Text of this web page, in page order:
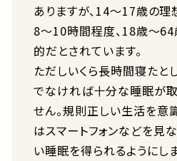
ありますが、14〜17歳の
8〜10時間程度、18歳〜
的だとされています。
ただしいくら長時間寝たと
でなければ十分な睡眠が
せん。規則正しい生活を意
はスマートフォンなどを見
い睡眠を得られるようにしま